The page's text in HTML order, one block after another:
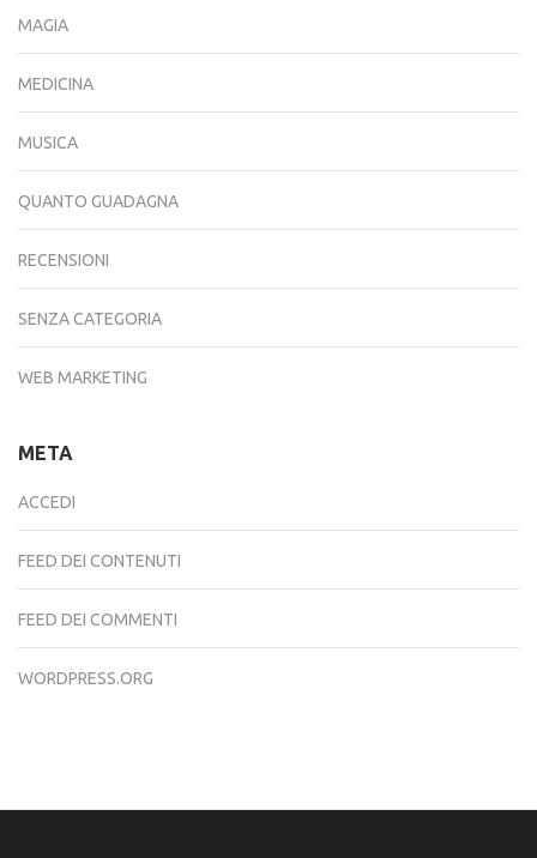
MAGIA
MEDICINA
MUSICA
QUANTO GUADAGNA
RECENSIONI
SENZA CATEGORIA
WEB MARKETING
META
ACCEDI
FEED DEI CONTENUTI
FEED DEI COMMENTI
WORDPRESS.ORG